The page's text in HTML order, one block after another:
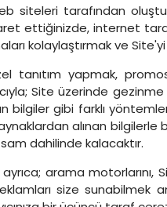
siteleri tarafından
ettiğinizde, internet
kolaylaştırmak ve
tanıtım yapmak,
Site üzerinde
bilgiler gibi farklı
alınan bilgilerle
dahilinde kalacaktır.
arama
size sunabilmek